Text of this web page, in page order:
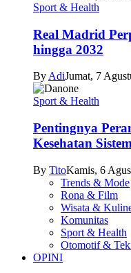
Sport & Health
Real Madrid
hingga 2032
By AdiJumat, 7
Sport & Health
Pentingnya
Kesehatan
By TitoKamis, 6
Trends & Mode
Rona & Film
Wisata &
Komunitas
Sport & Health
Otomotif &
OPINI